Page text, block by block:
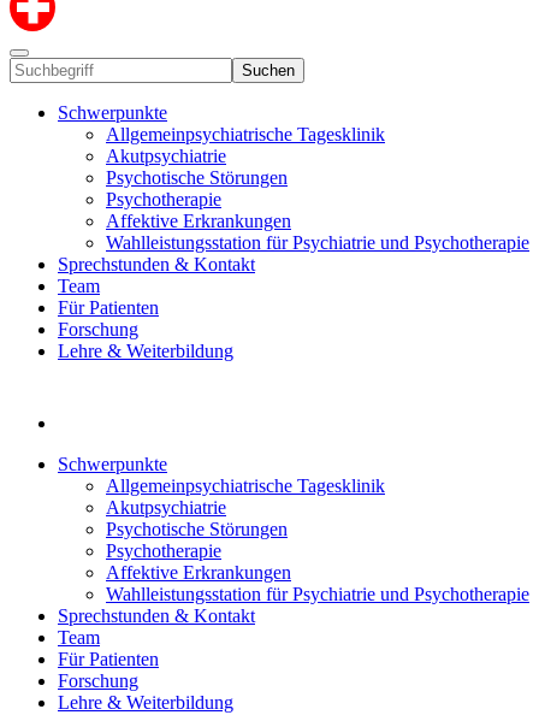
Suchen
Schwerpunkte
Allgemeinpsychiatrische Tagesklinik
Akutpsychiatrie
Psychotische Störungen
Psychotherapie
Affektive Erkrankungen
Wahlleistungsstation für Psychiatrie und Psychotherapie
Sprechstunden & Kontakt
Team
Für Patienten
Forschung
Lehre & Weiterbildung
Schwerpunkte
Allgemeinpsychiatrische Tagesklinik
Akutpsychiatrie
Psychotische Störungen
Psychotherapie
Affektive Erkrankungen
Wahlleistungsstation für Psychiatrie und Psychotherapie
Sprechstunden & Kontakt
Team
Für Patienten
Forschung
Lehre & Weiterbildung